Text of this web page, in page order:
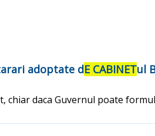
adoptate dE CABINETul
chiar daca Guvernul poate